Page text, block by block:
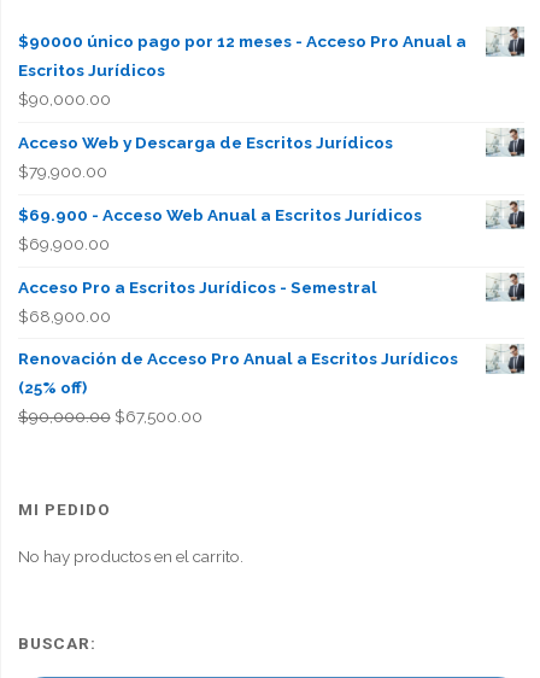
$90000 único pago por 12 meses - Acceso Pro Anual a
Escritos Jurídicos
$90,000.00
Acceso Web y Descarga de Escritos Jurídicos
$79,900.00
$69.900 - Acceso Web Anual a Escritos Jurídicos
$69,900.00
Acceso Pro a Escritos Jurídicos - Semestral
$68,900.00
Renovación de Acceso Pro Anual a Escritos Jurídicos
(25% off)
$90,000.00 El
$67,500.00El
MI PEDIDO
No hay productos en el carrito.
BUSCAR: